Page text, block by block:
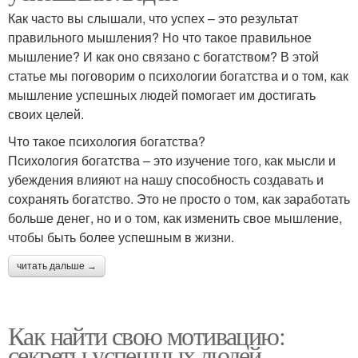
Как часто вы слышали, что успех – это результат
правильного мышления? Но что такое правильное
мышление? И как оно связано с богатством? В этой
статье мы поговорим о психологии богатства и о том, как
мышление успешных людей помогает им достигать
своих целей.
Что такое психология богатства?
Психология богатства – это изучение того, как мысли и
убеждения влияют на нашу способность создавать и
сохранять богатство. Это не просто о том, как заработать
больше денег, но и о том, как изменить свое мышление,
чтобы быть более успешным в жизни.
читать дальше →
Как найти свою мотивацию: